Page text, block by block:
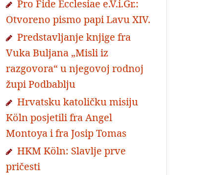
Pro Fide Ecclesiae e.V.i.Gr.:
Otvoreno pismo papi Lavu XIV.
Predstavljanje knjige fra
Vuka Buljana „Misli iz
razgovora“ u njegovoj rodnoj
župi Podbablju
Hrvatsku katoličku misiju
Köln posjetili fra Angel
Montoya i fra Josip Tomas
HKM Köln: Slavlje prve
pričesti